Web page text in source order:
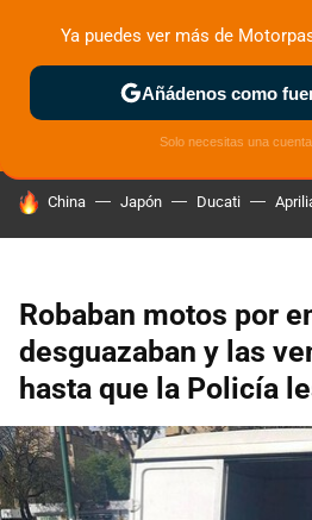
ZONA DE PRUEBAS DEPORTIVAS
HOY SE HABLA DE
China Japón Ducati
Robaban motos por
desguazaban y las
hasta que la Policía
Ya puedes ver más de
Añádenos como
Solo necesitas una